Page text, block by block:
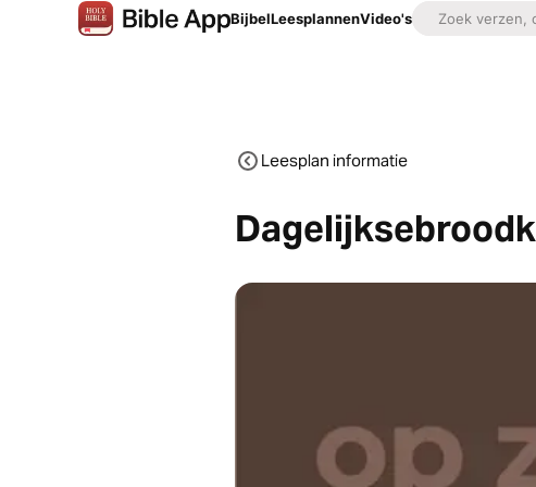
BijbelLeesplannenVideo's
Leesplan informatie